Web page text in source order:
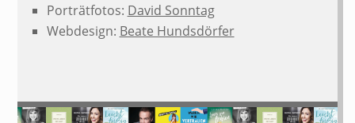
Porträtfotos: David Sonntag
Webdesign: Beate Hundsdörfer